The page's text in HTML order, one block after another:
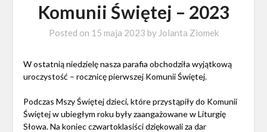
Komunii Świętej – 2023
Posted on 15 maja 2023 by Jolanta Ziomek
W ostatnią niedzielę nasza parafia obchodziła wyjątkową
uroczystość – rocznicę pierwszej Komunii Świętej.
Podczas Mszy Świętej dzieci, które przystąpiły do Komunii
Świętej w ubiegłym roku były zaangażowane w Liturgię
Słowa. Na koniec czwartoklasiści dziękowali za dar